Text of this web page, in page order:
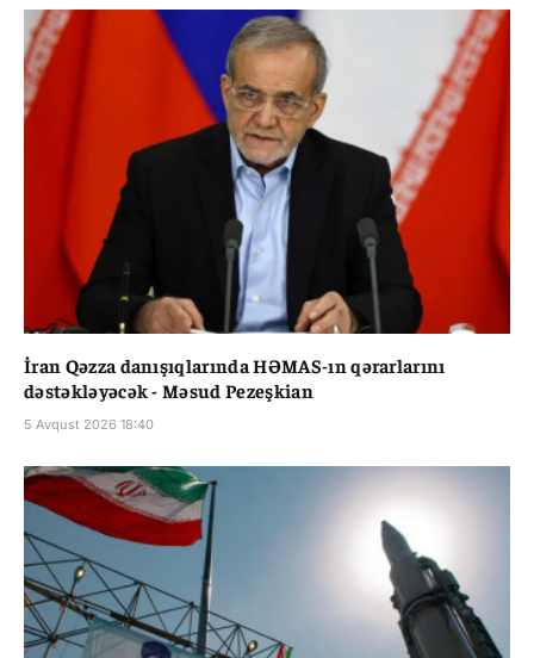
İran Qəzza danışıqlarında HƏMAS-ın qərarlarını
dəstəkləyəcək - Məsud Pezeşkian
5 Avqust 2026 18:40